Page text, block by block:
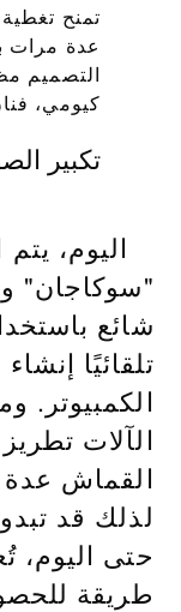
تمنح
عدة مرات
التصميم
كيومي،
تكبير
اليوم،
"سوكاجان"
شائع
تلقائيًا
الكمبيوتر.
الآلات
القماش عدة
لذلك قد
حتى اليوم،
طريقة